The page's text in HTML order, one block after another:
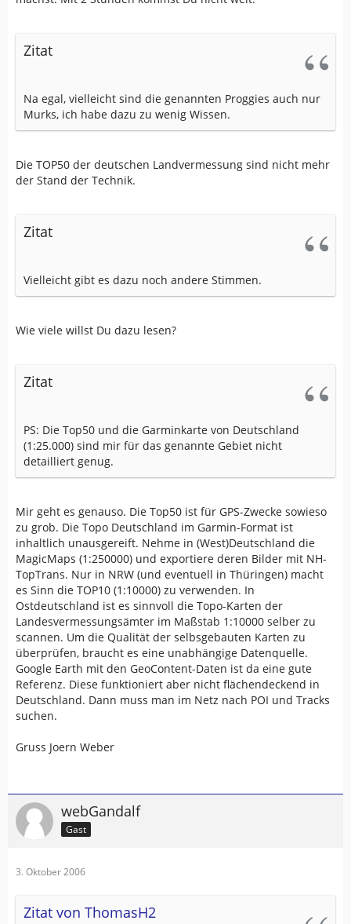
Zitat
Na egal, vielleicht sind die genannten Proggies auch nur
Murks, ich habe dazu zu wenig Wissen.
Die TOP50 der deutschen Landvermessung sind nicht mehr
der Stand der Technik.
Zitat
Vielleicht gibt es dazu noch andere Stimmen.
Wie viele willst Du dazu lesen?
Zitat
PS: Die Top50 und die Garminkarte von Deutschland
(1:25.000) sind mir für das genannte Gebiet nicht
detailliert genug.
Mir geht es genauso. Die Top50 ist für GPS-Zwecke sowieso
zu grob. Die Topo Deutschland im Garmin-Format ist
inhaltlich unausgereift. Nehme in (West)Deutschland die
MagicMaps (1:250000) und exportiere deren Bilder mit NH-
TopTrans. Nur in NRW (und eventuell in Thüringen) macht
es Sinn die TOP10 (1:10000) zu verwenden. In
Ostdeutschland ist es sinnvoll die Topo-Karten der
Landesvermessungsämter im Maßstab 1:10000 selber zu
scannen. Um die Qualität der selbsgebauten Karten zu
überprüfen, braucht es eine unabhängige Datenquelle.
Google Earth mit den GeoContent-Daten ist da eine gute
Referenz. Diese funktioniert aber nicht flächendeckend in
Deutschland. Dann muss man im Netz nach POI und Tracks
suchen.
Gruss Joern Weber
webGandalf
Gast
3. Oktober 2006
Zitat von ThomasH2